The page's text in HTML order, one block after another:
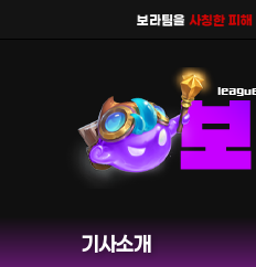
보라팀을사칭한 피해 사례
기사소개